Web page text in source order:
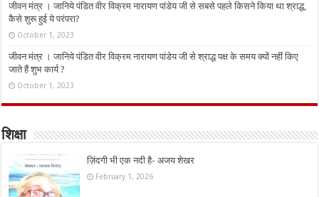
जीवन मंत्र । जानिये पंडित वीर विक्रम नारायण पांडेय जी से सबसे पहले किसने किया था श्राद्ध,
कैसे शुरू हुई ये परंपरा?
October 1, 2023
जीवन मंत्र । जानिये पंडित वीर विक्रम नारायण पांडेय जी से श्राद्ध पक्ष के समय क्यों नहीं किए
जाते हैं शुभ कार्य ?
October 1, 2023
शिक्षा
ज़िंदगी भी एक नदी है- अजय शेखर
February 1, 2026